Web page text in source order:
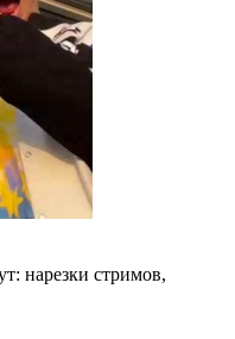
нарезки стримов,